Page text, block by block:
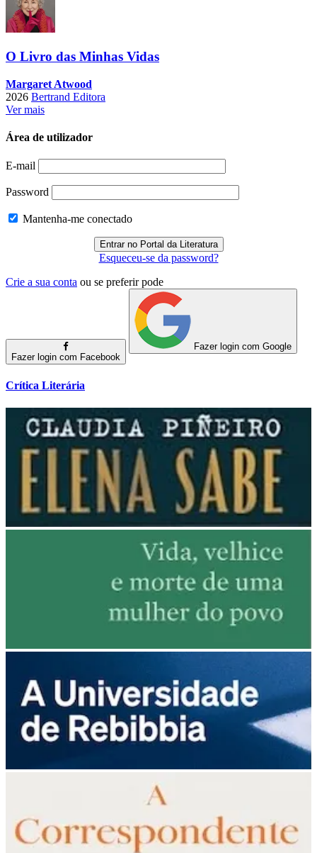
O Livro das Minhas Vidas
Margaret Atwood
2026 Bertrand Editora
Ver mais
Área de utilizador
E-mail
Password
Mantenha-me conectado
Esqueceu-se da password?
Crie a sua conta ou se preferir pode
Fazer login com Facebook
Fazer login com Google
Crítica Literária